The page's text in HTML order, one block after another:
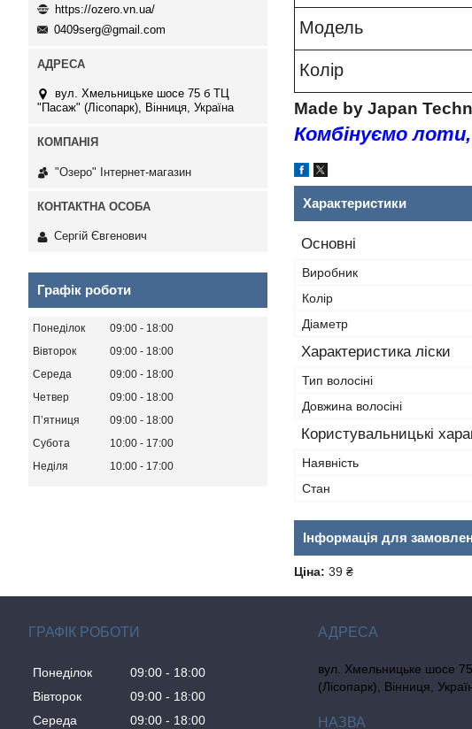
Модель
Колір
Made by Japan
Комбінуємо
Характеристики
Основні
Виробник
Колір
Діаметр
Характеристика ліски
Тип волосіні
Довжина волосіні
Користувальницькі
Наявність
Стан
Інформація для
Ціна: 39 ₴
https://ozero.vn.ua/
0409serg@gmail.com
вул. Хмельницьке шосе 75 б ТЦ
"Пасаж" (Лісопарк), Вінниця, Україна
"Озеро" Інтернет-магазин
Сергій Євгенович
Графік роботи
Понеділок 09:00
18:00
Вівторок
09:00
18:00
Середа
09:00
18:00
Четвер
09:00
18:00
Пʼятниця
09:00
18:00
Субота
10:00
17:00
Неділя
10:00 17:00
ГРАФІК РОБОТИ
Понеділок 09:00
18:00
Вівторок
09:00
18:00
Середа
09:00 18:00
вул. Хмельницьке шосе
(Лісопарк), Вінниця,